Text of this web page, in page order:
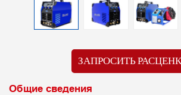
ЗАПРОСИТЬ
Общие сведения